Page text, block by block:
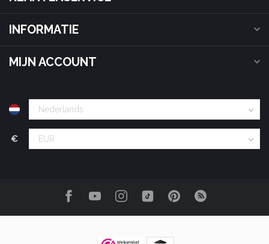
INFORMATIE
MIJN ACCOUNT
€